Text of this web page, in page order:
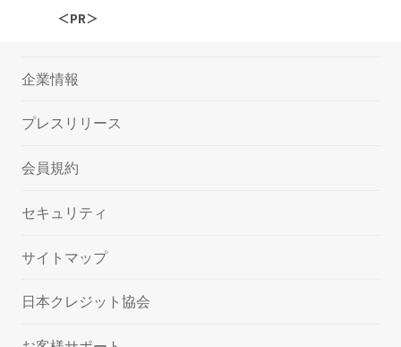
＜PR＞
企業情報
プレスリリース
会員規約
セキュリティ
サイトマップ
日本クレジット協会